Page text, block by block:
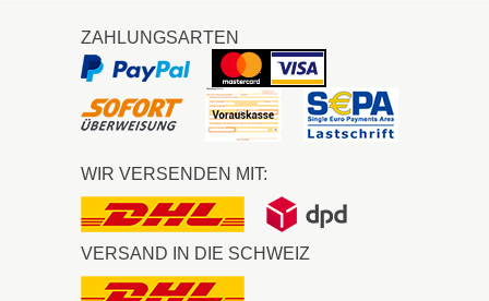
ZAHLUNGSARTEN
WIR VERSENDEN MIT:
VERSAND IN DIE SCHWEIZ